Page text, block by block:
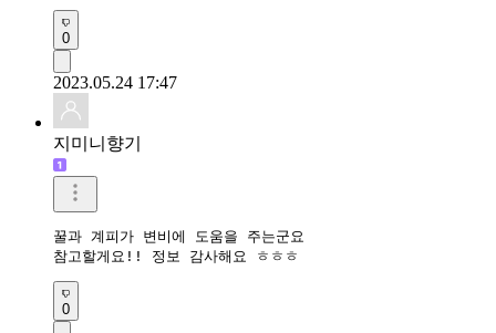
0
2023.05.24 17:47
지미니향기
꿀과 계피가 변비에 도움을 주는군요
참고할게요!! 정보 감사해요 ㅎㅎㅎ
0